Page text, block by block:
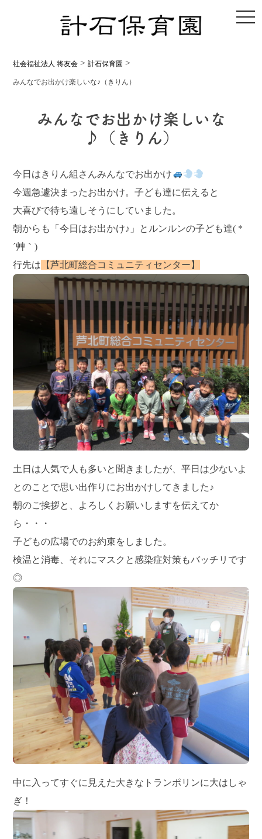
社会福祉法人 将友会 >計石保育園 >
みんなでお出かけ楽しいな♪（きりん）
みんなでお出かけ楽しいな
♪（きりん）
今日はきりん組さんみんなでお出かけ
今週急遽決まったお出かけ。子ども達に伝えると
大喜びで待ち遠しそうにしていました。
朝からも「今日はお出かけ♪」とルンルンの子ども達( *
´艸｀)
行先は 【芦北町総合コミュニティセンター】
土日は人気で人も多いと聞きましたが、平日は少ないよ
とのことで思い出作りにお出かけしてきました♪
朝のご挨拶と、よろしくお願いしますを伝えてか
ら・・・
子どもの広場でのお約束をしました。
検温と消毒、それにマスクと感染症対策もバッチリです
◎
中に入ってすぐに見えた大きなトランポリンに大はしゃ
ぎ！